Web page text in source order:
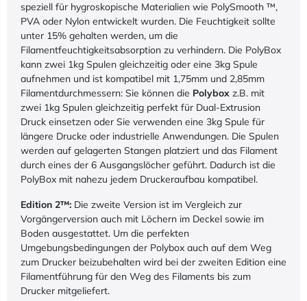
speziell für hygroskopische Materialien wie PolySmooth ™,
PVA oder Nylon entwickelt wurden. Die Feuchtigkeit sollte
unter 15% gehalten werden, um die
Filamentfeuchtigkeitsabsorption zu verhindern. Die PolyBox
kann zwei 1kg Spulen gleichzeitig oder eine 3kg Spule
aufnehmen und ist kompatibel mit 1,75mm und 2,85mm
Filamentdurchmessern: Sie können die Polybox z.B. mit
zwei 1kg Spulen gleichzeitig perfekt für Dual-Extrusion
Druck einsetzen oder Sie verwenden eine 3kg Spule für
längere Drucke oder industrielle Anwendungen. Die Spulen
werden auf gelagerten Stangen platziert und das Filament
durch eines der 6 Ausgangslöcher geführt. Dadurch ist die
PolyBox mit nahezu jedem Druckeraufbau kompatibel.
Edition 2™: Die zweite Version ist im Vergleich zur
Vorgängerversion auch mit Löchern im Deckel sowie im
Boden ausgestattet. Um die perfekten
Umgebungsbedingungen der Polybox auch auf dem Weg
zum Drucker beizubehalten wird bei der zweiten Edition eine
Filamentführung für den Weg des Filaments bis zum
Drucker mitgeliefert.